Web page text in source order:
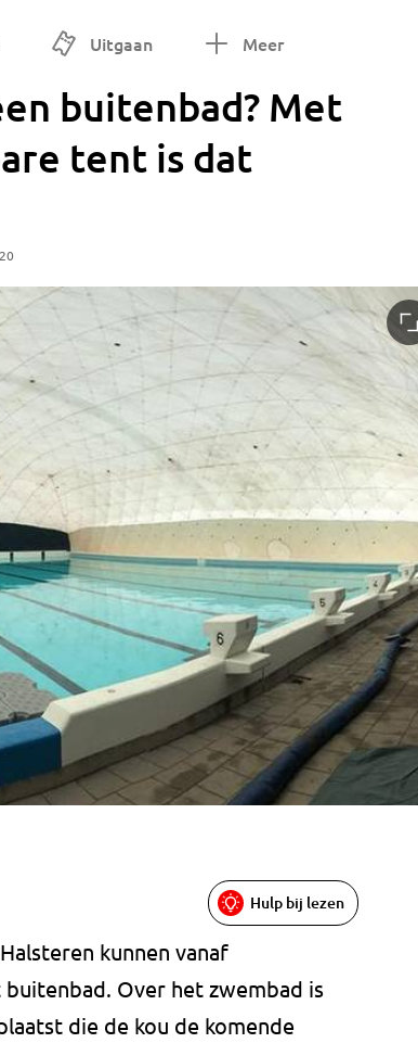
Uitgaan Meer
buitenbad? Met
tent is dat
Hulp bij lezen
kunnen vanaf
Over het zwembad is
die de kou de komende